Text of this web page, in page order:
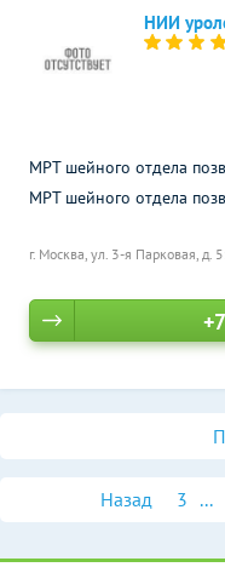
НИИ
г. Москва, ул. 3-я Парковая, д.
МРТ шейного отдела
МРТ шейного отдела
Назад 3 ...